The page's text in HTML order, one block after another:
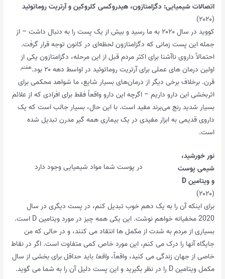
اتصالات شیمیایی: دگزامتازون، هیدروکسی کلروکین و آرتریت روماتوئید
(۲۰۲۰)
کووید در سال ۲۰۲۰ به ما رسید و بیش از یک پست را به دنبال داشت – از
جمله این پست زمانی که دگزامتازون لحظه‌ای در کانون توجه قرار گرفت.
احتمالاً داروی ناآشنا برای اکثر مردم قبل از این مرحله، دگزامتازون یکی از
اولین درمان های عملی برای آرتریت روماتوئید در اواسط دهه ۲۰ بود.
هفتم
قرن. برخلاف برخی دیگر از درمان‌های بسیار شایع، ما شواهد محکمی برای
اثربخشی این دارو داریم – اگرچه این دارو واقعاً فقط برای افرادی که از علائم
بسیار شدید رنج می‌برند مفید است. با این حال، بسیار جالب است که یک
داروی قدیمی به ابزار مفیدی در یک بیماری همه گیر مدرن تبدیل شده
است.
در پوست شما مواد شیمیایی وجود دارد
نور خورشید،
شیمی پوست
و ویتامین D
(۲۰۲۰)
برای اینکه آن را به یک دهم خوب تبدیل کنم، در پست دیگری در سال
2020 مخفیانه خواهم نوشت. این یکی همه چیز در مورد ویتامین D است.
بسیاری از مردم به شدت از مکمل ها انتقاد می کنند، و در حالی که من
جایگاه آنها را درک می کنم، این مورد خاص کمی متفاوت است. اگر در نقاط
خاصی از جهان زندگی می کنید، واقعاً،واقعا باید حداقل برای بخشی از سال
مکمل ویتامین D را در نظر بگیرید و این پست دلیل آن را به شما می گوید.